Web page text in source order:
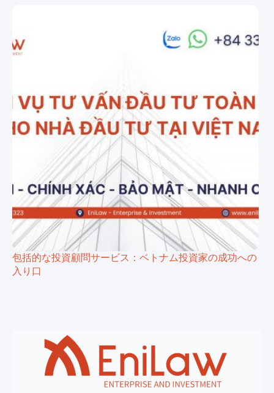
包括的な投資顧問サービス：ベトナム投資家の成功への
入り口